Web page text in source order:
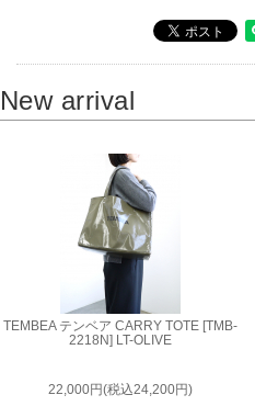
New arrival
TEMBEA テンベア CARRY TOTE [TMB-
2218N] LT-OLIVE
22,000円(税込24,200円)